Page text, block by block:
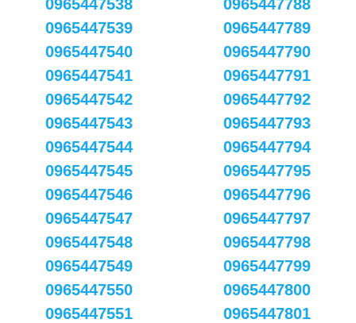
0965447538
0965447539
0965447540
0965447541
0965447542
0965447543
0965447544
0965447545
0965447546
0965447547
0965447548
0965447549
0965447550
0965447551
0965447788
0965447789
0965447790
0965447791
0965447792
0965447793
0965447794
0965447795
0965447796
0965447797
0965447798
0965447799
0965447800
0965447801